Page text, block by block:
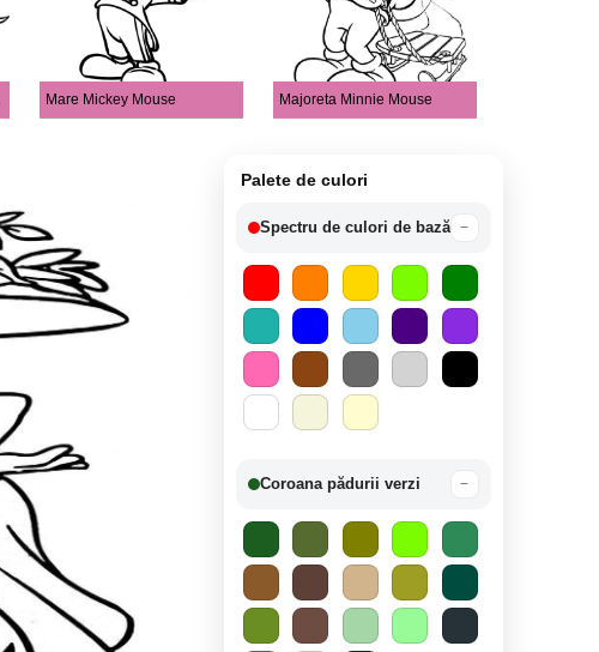
Mare Mickey Mouse Majoreta Minnie Mouse
Palete de culori
Spectru de culori de bază −
Coroana pădurii verzi −